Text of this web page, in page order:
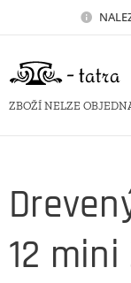
ZBOŽÍ NELZE
12